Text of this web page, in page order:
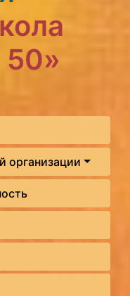
организации